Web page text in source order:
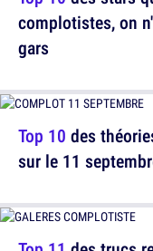
Top 10 des
sur le 11
complotistes, on
gars